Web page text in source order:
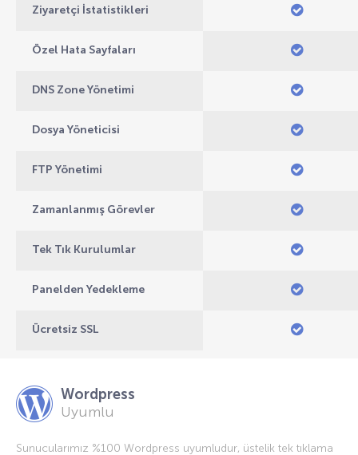
Ziyaretçi İstatistikleri
Özel Hata Sayfaları
DNS Zone Yönetimi
Dosya Yöneticisi
FTP Yönetimi
Zamanlanmış Görevler
Tek Tık Kurulumlar
Panelden Yedekleme
Ücretsiz SSL
Wordpress
Uyumlu
Sunucularımız %100 Wordpress uyumludur, üstelik tek tıklama